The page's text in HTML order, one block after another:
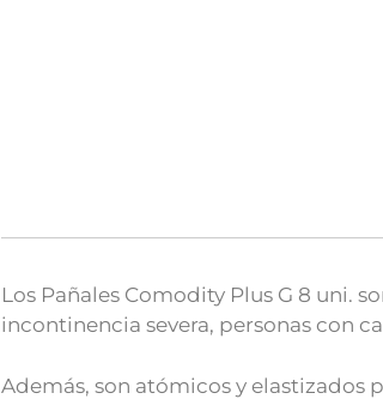
Los Pañales Comodity Plus G 8 uni.
incontinencia severa, personas con
Además, son atómicos y elastizados